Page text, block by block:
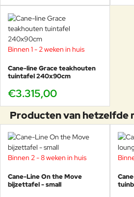
Binnen 1 - 2 weken in huis
Cane-line Grace teakhouten
tuintafel 240x90cm
€3.315,00
Producten van hetzelfde
Binnen 2 - 8 weken in huis
Cane-Line On the Move
bijzettafel - small